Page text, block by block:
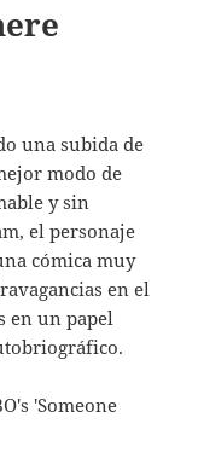
una subida de
modo de
y sin
el personaje
cómica muy
en el
en un papel